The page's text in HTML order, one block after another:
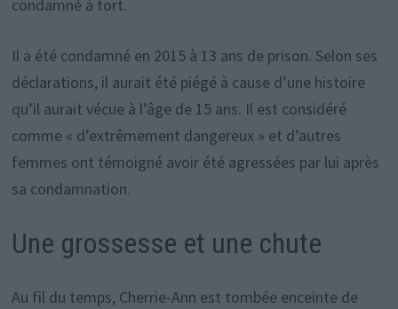
condamné à tort.
Il a été condamné en 2015 à 13 ans de prison. Selon ses
déclarations, il aurait été piégé à cause d’une histoire
qu’il aurait vécue à l’âge de 15 ans. Il est considéré
comme « d’extrêmement dangereux » et d’autres
femmes ont témoigné avoir été agressées par lui après
sa condamnation.
Une grossesse et une chute
Au fil du temps, Cherrie-Ann est tombée enceinte de